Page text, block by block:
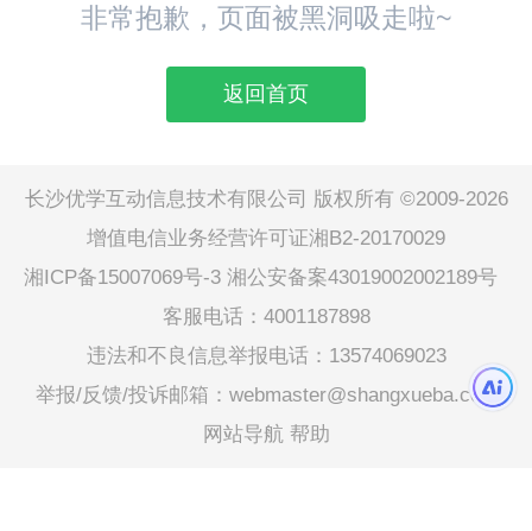
非常抱歉，页面被黑洞吸走啦~
返回首页
长沙优学互动信息技术有限公司 版权所有 ©2009-2026
增值电信业务经营许可证湘B2-20170029
湘ICP备15007069号-3 湘公安备案43019002002189号
客服电话：4001187898
违法和不良信息举报电话：13574069023
举报/反馈/投诉邮箱：webmaster@shangxueba.com
网站导航 帮助